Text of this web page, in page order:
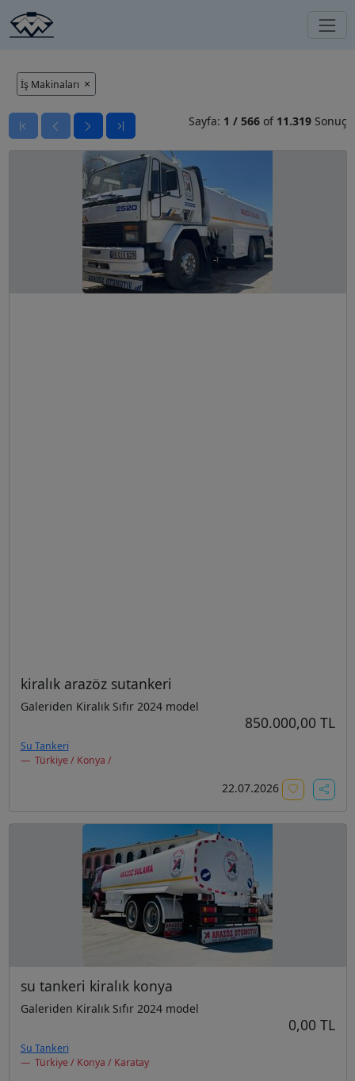
İş Makinaları
Sayfa: 1 / 566 of 11.319Sonuç
kiralık arazöz sutankeri
Galeriden Kiralık Sıfır 2024 model
850.000,00 TL
Su Tankeri
Türkiye / Konya /
22.07.2026
su tankeri kiralık konya
Galeriden Kiralık Sıfır 2024 model
0,00 TL
Su Tankeri
Türkiye / Konya / Karatay